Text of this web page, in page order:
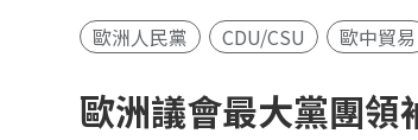
歐洲人民黨
CDU/CSU 歐中貿易
歐洲議會最大黨團領